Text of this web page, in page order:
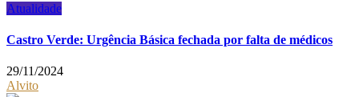
Atualidade
Castro Verde: Urgência Básica fechada por falta de médicos
29/11/2024
Alvito